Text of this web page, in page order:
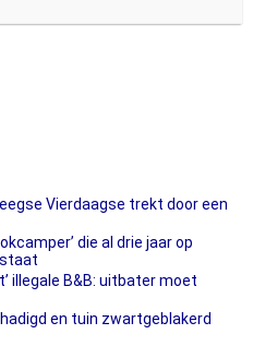
Vierdaagse trekt door een
die al drie jaar op
illegale B&B: uitbater moet
en tuin zwartgeblakerd